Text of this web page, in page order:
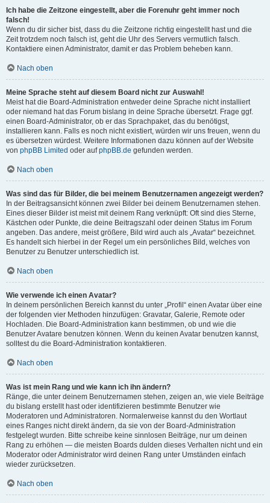
Ich habe die Zeitzone eingestellt, aber die Forenuhr geht immer noch
falsch!
Wenn du dir sicher bist, dass du die Zeitzone richtig eingestellt hast und die
Zeit trotzdem noch falsch ist, geht die Uhr des Servers vermutlich falsch.
Kontaktiere einen Administrator, damit er das Problem beheben kann.
Nach oben
Meine Sprache steht auf diesem Board nicht zur Auswahl!
Meist hat die Board-Administration entweder deine Sprache nicht installiert
oder niemand hat das Forum bislang in deine Sprache übersetzt. Frage ggf.
einen Board-Administrator, ob er das Sprachpaket, das du benötigst,
installieren kann. Falls es noch nicht existiert, würden wir uns freuen, wenn du
es übersetzen würdest. Weitere Informationen dazu können auf der Website
von phpBB Limited oder aufphpBB.de gefunden werden.
Nach oben
Was sind das für Bilder, die bei meinem Benutzernamen angezeigt werden?
In der Beitragsansicht können zwei Bilder bei deinem Benutzernamen stehen.
Eines dieser Bilder ist meist mit deinem Rang verknüpft: Oft sind dies Sterne,
Kästchen oder Punkte, die deine Beitragszahl oder deinen Status im Forum
angeben. Das andere, meist größere, Bild wird auch als „Avatar“ bezeichnet.
Es handelt sich hierbei in der Regel um ein persönliches Bild, welches von
Benutzer zu Benutzer unterschiedlich ist.
Nach oben
Wie verwende ich einen Avatar?
In deinem persönlichen Bereich kannst du unter „Profil“ einen Avatar über eine
der folgenden vier Methoden hinzufügen: Gravatar, Galerie, Remote oder
Hochladen. Die Board-Administration kann bestimmen, ob und wie die
Benutzer Avatare benutzen können. Wenn du keinen Avatar benutzen kannst,
solltest du die Board-Administration kontaktieren.
Nach oben
Was ist mein Rang und wie kann ich ihn ändern?
Ränge, die unter deinem Benutzernamen stehen, zeigen an, wie viele Beiträge
du bislang erstellt hast oder identifizieren bestimmte Benutzer wie
Moderatoren und Administratoren. Normalerweise kannst du den Wortlaut
eines Ranges nicht direkt ändern, da sie von der Board-Administration
festgelegt wurden. Bitte schreibe keine sinnlosen Beiträge, nur um deinen
Rang zu erhöhen — die meisten Boards dulden dieses Verhalten nicht und ein
Moderator oder Administrator wird deinen Rang unter Umständen einfach
wieder zurücksetzen.
Nach oben